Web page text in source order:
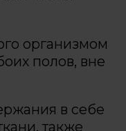
организмом
полов, вне
в себе
также